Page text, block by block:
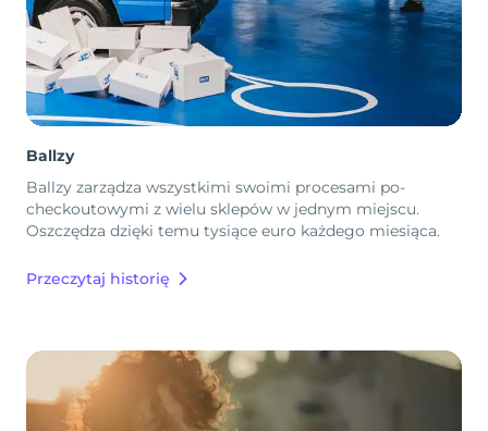
Ballzy
Ballzy zarządza wszystkimi swoimi procesami po-
checkoutowymi z wielu sklepów w jednym miejscu.
Oszczędza dzięki temu tysiące euro każdego miesiąca.
Przeczytaj historię